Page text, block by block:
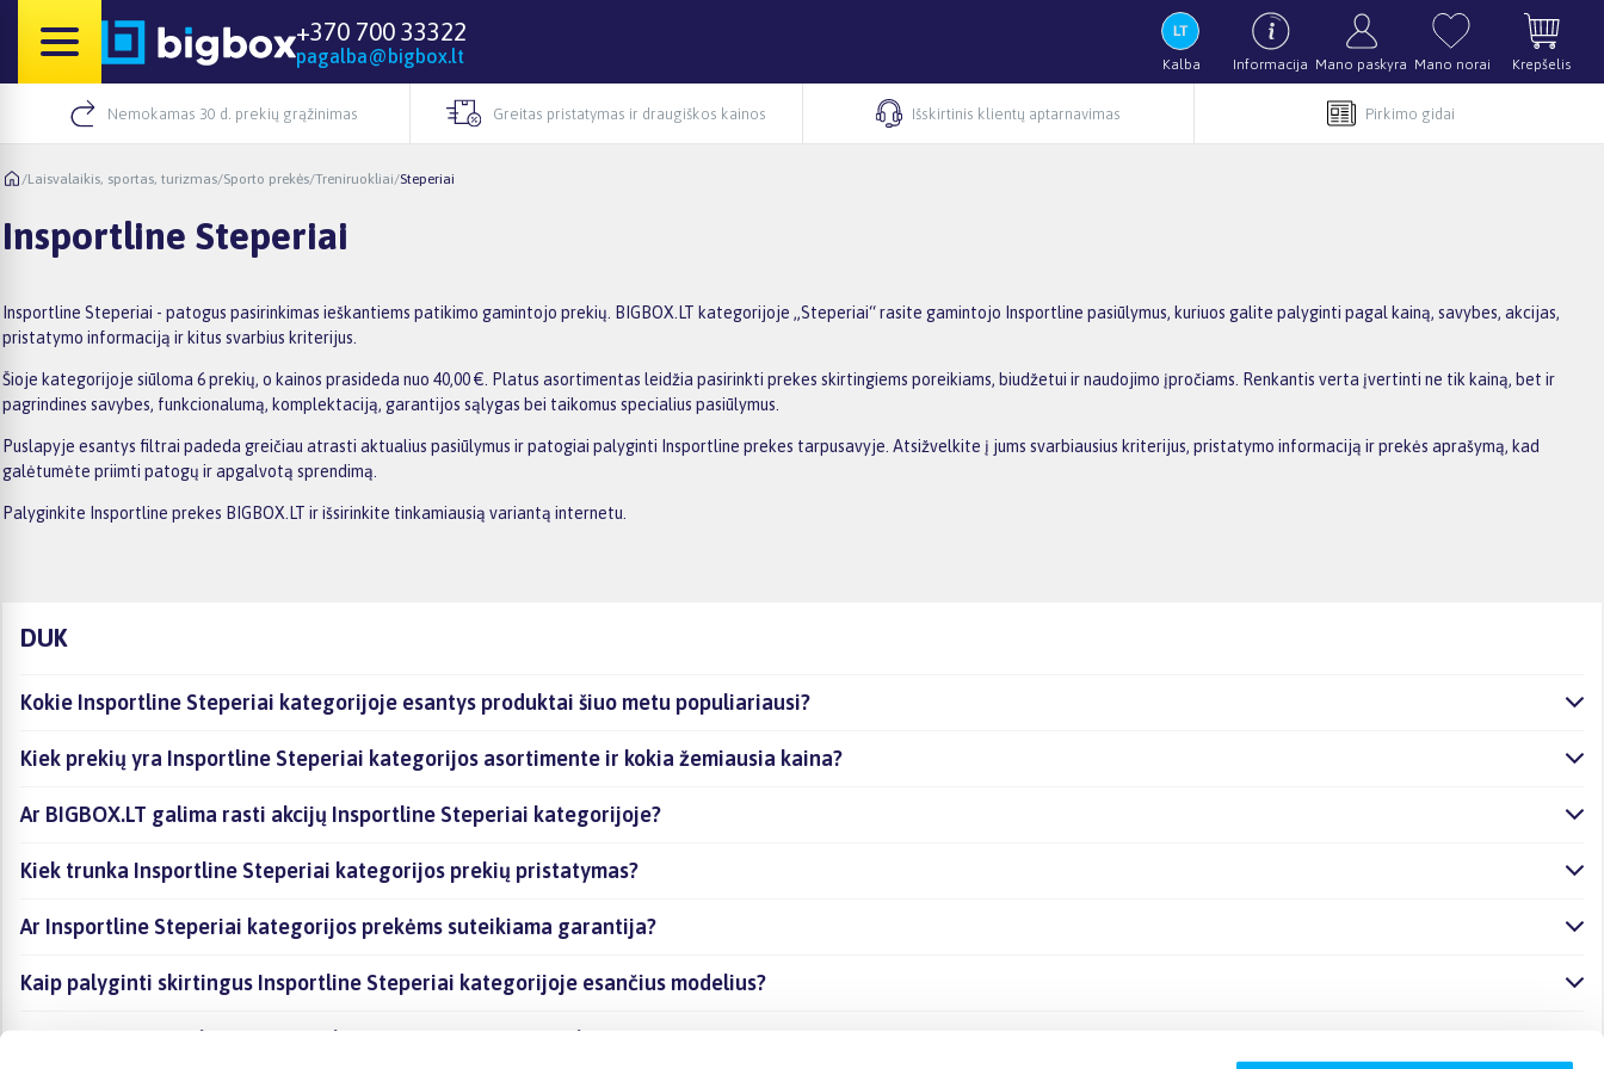
+370 700 33322
pagalba@bigbox.lt Kalba Informacija Mano paskyra Mano norai Krepšelis
Nemokamas 30 d. prekių grąžinimas Greitas pristatymas ir draugiškos kainos Išskirtinis klientų aptarnavimas Pirkimo gidai
/Laisvalaikis, sportas, turizmas/Sporto prekės/Treniruokliai/Steperiai
Insportline Steperiai
Insportline Steperiai - patogus pasirinkimas ieškantiems patikimo gamintojo prekių. BIGBOX.LT kategorijoje „Steperiai“ rasite gamintojo Insportline pasiūlymus, kuriuos galite palyginti pagal kainą, savybes, akcijas,
pristatymo informaciją ir kitus svarbius kriterijus.
Šioje kategorijoje siūloma 6 prekių, o kainos prasideda nuo 40,00 €. Platus asortimentas leidžia pasirinkti prekes skirtingiems poreikiams, biudžetui ir naudojimo įpročiams. Renkantis verta įvertinti ne tik kainą, bet ir
pagrindines savybes, funkcionalumą, komplektaciją, garantijos sąlygas bei taikomus specialius pasiūlymus.
Puslapyje esantys filtrai padeda greičiau atrasti aktualius pasiūlymus ir patogiai palyginti Insportline prekes tarpusavyje. Atsižvelkite į jums svarbiausius kriterijus, pristatymo informaciją ir prekės aprašymą, kad
galėtumėte priimti patogų ir apgalvotą sprendimą.
Palyginkite Insportline prekes BIGBOX.LT ir išsirinkite tinkamiausią variantą internetu.
DUK
Kokie Insportline Steperiai kategorijoje esantys produktai šiuo metu populiariausi?
Kiek prekių yra Insportline Steperiai kategorijos asortimente ir kokia žemiausia kaina?
Ar BIGBOX.LT galima rasti akcijų Insportline Steperiai kategorijoje?
Kiek trunka Insportline Steperiai kategorijos prekių pristatymas?
Ar Insportline Steperiai kategorijos prekėms suteikiama garantija?
Kaip palyginti skirtingus Insportline Steperiai kategorijoje esančius modelius?
Kaip įsigyti Insportline Steperiai kategorijoje esančias prekes internetu?